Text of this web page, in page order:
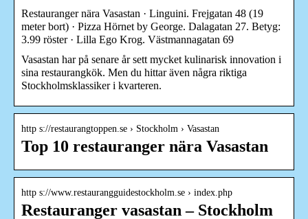
Restauranger nära Vasastan · Linguini. Frejgatan 48 (19
meter bort) · Pizza Hörnet by George. Dalagatan 27. Betyg:
3.99 röster · Lilla Ego Krog. Västmannagatan 69
Vasastan har på senare år sett mycket kulinarisk innovation i
sina restaurangkök. Men du hittar även några riktiga
Stockholmsklassiker i kvarteren.
http s://restaurangtoppen.se › Stockholm › Vasastan
Top 10 restauranger nära Vasastan
http s://www.restaurangguidestockholm.se › index.php
Restauranger vasastan – Stockholm